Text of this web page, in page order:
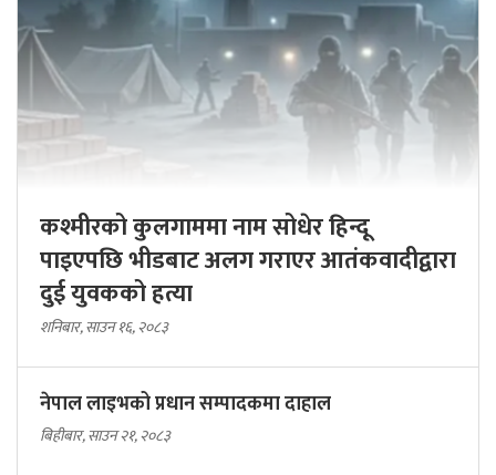
कश्मीरको कुलगाममा नाम सोधेर हिन्दू
पाइएपछि भीडबाट अलग गराएर आतंकवादीद्वारा
दुई युवकको हत्या
शनिबार, साउन १६, २०८३
नेपाल लाइभको प्रधान सम्पादकमा दाहाल
बिहीबार, साउन २१, २०८३